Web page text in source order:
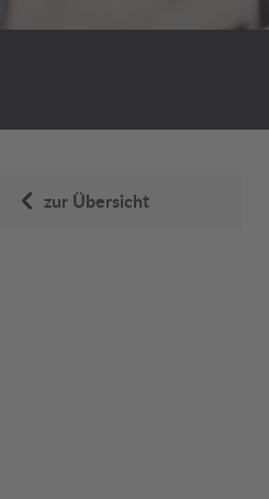
zur Übersicht